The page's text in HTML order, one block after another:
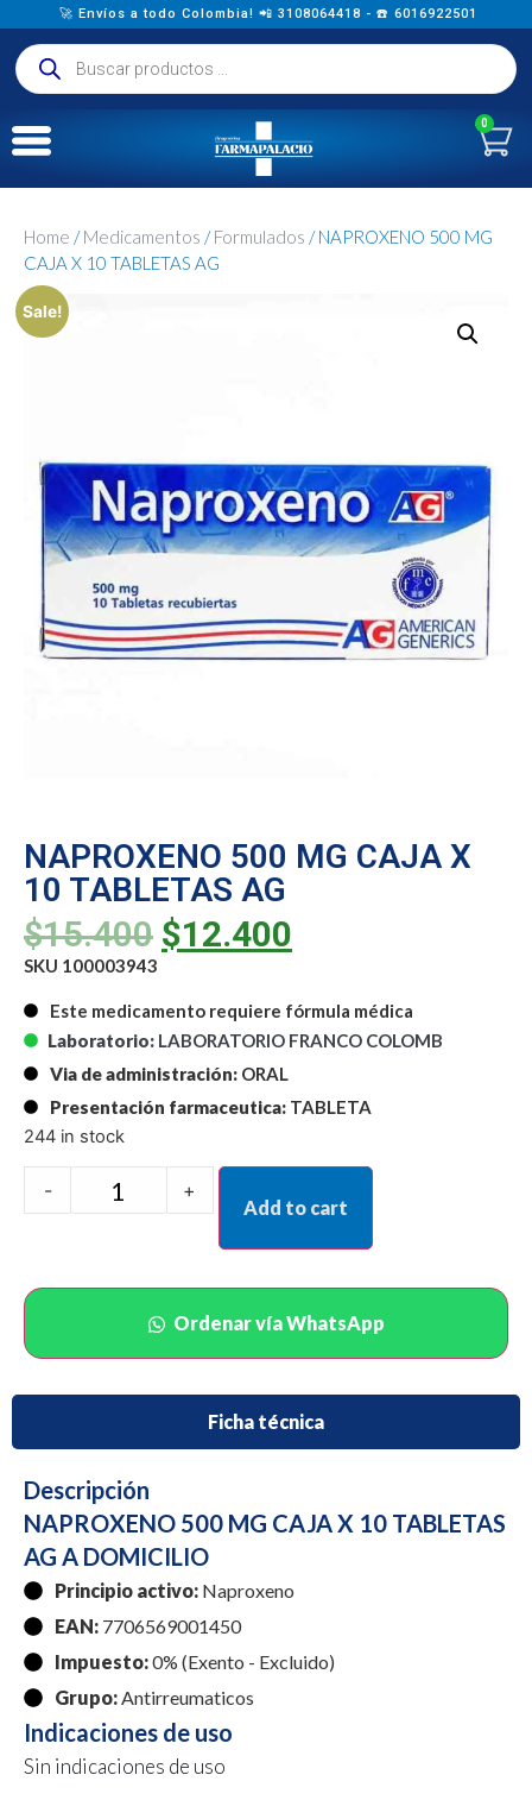
🚀 Envíos a todo Colombia! 📲 3108064418 - ☎️ 6016922501
0
Home /Medicamentos /Formulados / NAPROXENO 500 MG
CAJA X 10 TABLETAS AG
Sale!
NAPROXENO 500 MG CAJA X
10 TABLETAS AG
$15.400 $12.400
SKU 100003943
Este medicamento requiere fórmula médica
Laboratorio: LABORATORIO FRANCO COLOMB
Via de administración: ORAL
Presentación farmaceutica: TABLETA
244 in stock
- +
Add to cart
Ordenar vía WhatsApp
Ficha técnica
Descripción
NAPROXENO 500 MG CAJA X 10 TABLETAS
AG A DOMICILIO
Principio activo: Naproxeno
EAN: 7706569001450
Impuesto:0% (Exento - Excluido)
Grupo:Antirreumaticos
Indicaciones de uso
Sin indicaciones de uso